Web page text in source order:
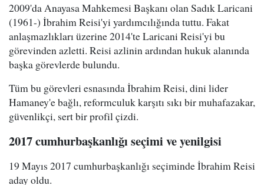
2009'da Anayasa Mahkemesi Başkanı olan Sadık Laricani
(1961-) İbrahim Reisi'yi yardımcılığında tuttu. Fakat
anlaşmazlıkları üzerine 2014'te Laricani Reisi'yi bu
görevinden azletti. Reisi azlinin ardından hukuk alanında
başka görevlerde bulundu.
Tüm bu görevleri esnasında İbrahim Reisi, dini lider
Hamaney'e bağlı, reformculuk karşıtı sıkı bir muhafazakar,
güvenlikçi, sert bir profil çizdi.
2017 cumhurbaşkanlığı seçimi ve yenilgisi
19 Mayıs 2017 cumhurbaşkanlığı seçiminde İbrahim Reisi
aday oldu.